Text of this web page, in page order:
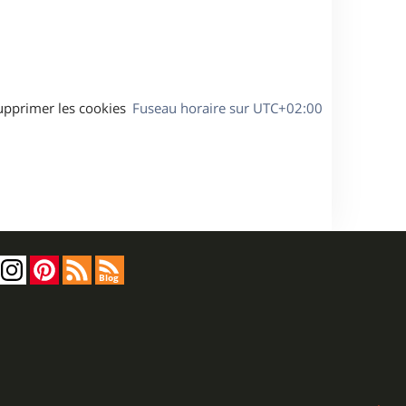
Fuseau horaire sur UTC+02:00
les cookies